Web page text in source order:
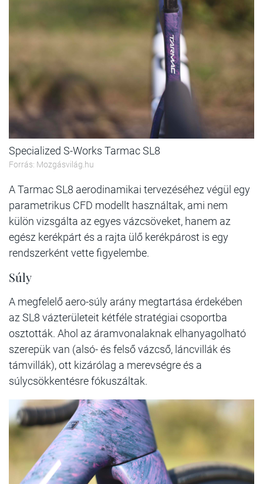
Specialized S-Works Tarmac SL8
Forrás: Mozgásvilág.hu
A Tarmac SL8 aerodinamikai tervezéséhez végül egy
parametrikus CFD modellt használtak, ami nem
külön vizsgálta az egyes vázcsöveket, hanem az
egész kerékpárt és a rajta ülő kerékpárost is egy
rendszerként vette figyelembe.
Súly
A megfelelő aero-súly arány megtartása érdekében
az SL8 vázterületeit kétféle stratégiai csoportba
osztották. Ahol az áramvonalaknak elhanyagolható
szerepük van (alsó- és felső vázcső, láncvillák és
támvillák), ott kizárólag a merevségre és a
súlycsökkentésre fókuszáltak.